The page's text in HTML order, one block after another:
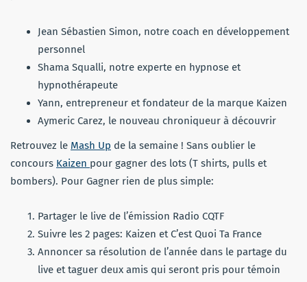
Jean Sébastien Simon, notre coach en développement
personnel
Shama Squalli, notre experte en hypnose et
hypnothérapeute
Yann, entrepreneur et fondateur de la marque Kaizen
Aymeric Carez, le nouveau chroniqueur à découvrir
Retrouvez le Mash Up de la semaine ! Sans oublier le
concours Kaizen pour gagner des lots (T shirts, pulls et
bombers). Pour Gagner rien de plus simple:
Partager le live de l’émission Radio CQTF
Suivre les 2 pages: Kaizen et C’est Quoi Ta France
Annoncer sa résolution de l’année dans le partage du
live et taguer deux amis qui seront pris pour témoin